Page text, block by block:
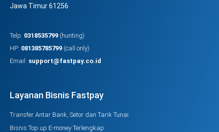
Jawa Timur 61256
Telp: 0318535799 (hunting)
HP: 081385785799 (call only)
Email: support@fastpay.co.id
Layanan Bisnis Fastpay
Transfer Antar Bank, Setor dan Tarik Tunai
Bisnis Top up E-money Terlengkap